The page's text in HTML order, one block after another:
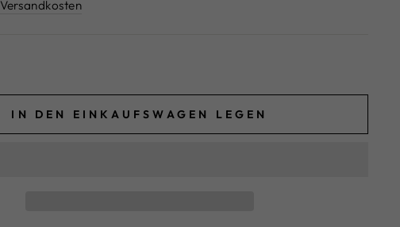
Versandkosten
IN DEN EINKAUFSWAGEN LEGEN